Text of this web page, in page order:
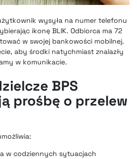
wysyła na numer telefonu
ikonę BLIK. Odbiorca ma 72
w swojej bankowości mobilnej.
aby środki natychmiast znalazły
w komunikacie.
BPS
prośbę o przelew
w codziennych sytuacjach